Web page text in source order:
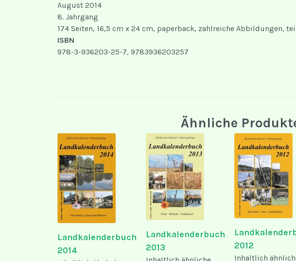
August 2014
8. Jahrgang
174 Seiten, 16,5 cm x 24 cm, paperback, zahlreiche Abbildungen,
ISBN
978-3-936203-25-7, 9783936203257
Ähnliche
Landkalenderbuch
2014
Landkalenderbuch
2013
2012
Inhaltlich